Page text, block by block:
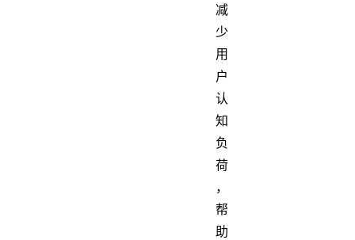
减
少
用
户
认
知
负
荷
，
帮
助